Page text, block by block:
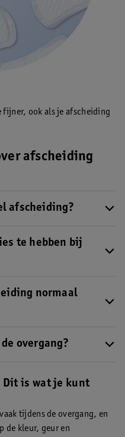
ook als je afscheiding
afscheiding
afscheiding?
is meestal normaal, vooral
ook de geur of kleur? Dan
te hebben bij
Zolang het geen geur heeft
meestal normaal.
normaal
om dit te laten
overgang?
licht van kleur is, is het
of bevat het bloed?
Dit is wat je kunt
tijdens de overgang, en
de kleur, geur en